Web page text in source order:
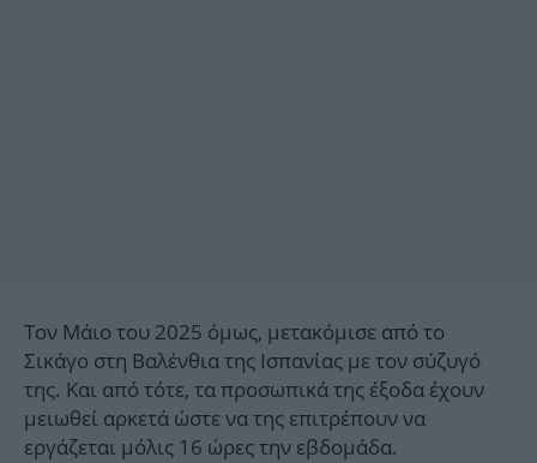
Τον Μάιο του 2025 όμως, μετακόμισε από το
Σικάγο στη Βαλένθια της Ισπανίας με τον σύζυγό
της. Και από τότε, τα προσωπικά της έξοδα έχουν
μειωθεί αρκετά ώστε να της επιτρέπουν να
εργάζεται μόλις 16 ώρες την εβδομάδα.